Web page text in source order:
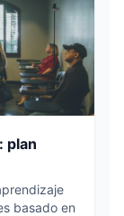
plan
basado en